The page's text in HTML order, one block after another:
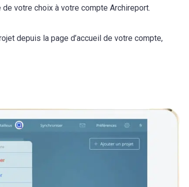
de votre choix à votre compte Archireport.
depuis la page d’accueil de votre compte,